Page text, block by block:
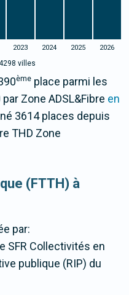
2023 2024 2025 2026
villes
ème place parmi les
Zone ADSL&Fibre en
3614 places depuis
THD Zone
(FTTH) à
par:
SFR Collectivités en
publique (RIP) du